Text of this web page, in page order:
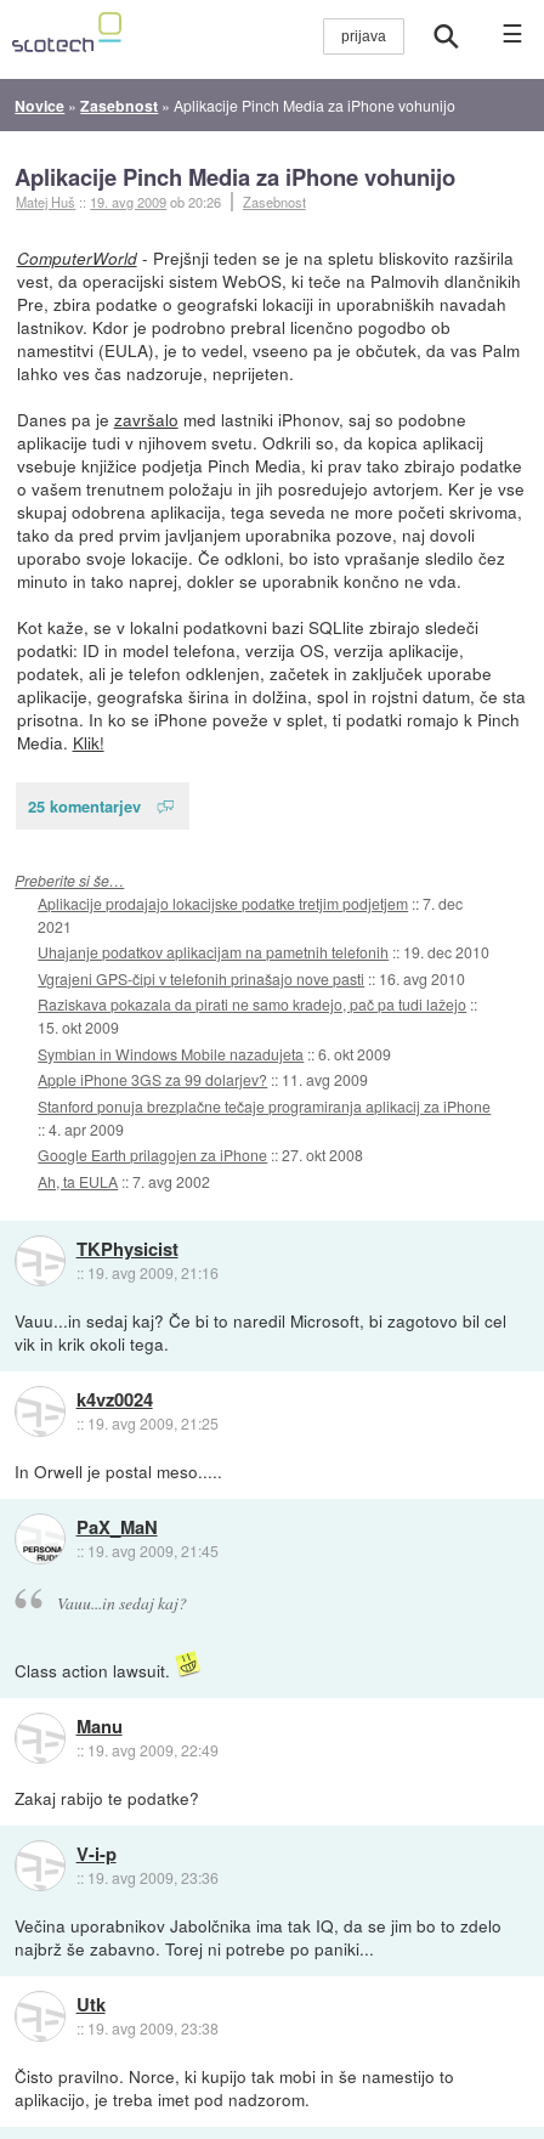
☰
Novice »Zasebnost »Aplikacije Pinch Media za iPhone vohunijo
Aplikacije Pinch Media za iPhone vohunijo
Matej Huš :: 19. avg 2009ob 20:26 Zasebnost
ComputerWorld- Prejšnji teden se je na spletu bliskovito razširila
vest, da operacijski sistem WebOS, ki teče na Palmovih dlančnikih
Pre, zbira podatke o geografski lokaciji in uporabniških navadah
lastnikov. Kdor je podrobno prebral licenčno pogodbo ob
namestitvi (EULA), je to vedel, vseeno pa je občutek, da vas Palm
lahko ves čas nadzoruje, neprijeten.
Danes pa je završalo med lastniki iPhonov, saj so podobne
aplikacije tudi v njihovem svetu. Odkrili so, da kopica aplikacij
vsebuje knjižice podjetja Pinch Media, ki prav tako zbirajo podatke
o vašem trenutnem položaju in jih posredujejo avtorjem. Ker je vse
skupaj odobrena aplikacija, tega seveda ne more početi skrivoma,
tako da pred prvim javljanjem uporabnika pozove, naj dovoli
uporabo svoje lokacije. Če odkloni, bo isto vprašanje sledilo čez
minuto in tako naprej, dokler se uporabnik končno ne vda.
Kot kaže, se v lokalni podatkovni bazi SQLlite zbirajo sledeči
podatki: ID in model telefona, verzija OS, verzija aplikacije,
podatek, ali je telefon odklenjen, začetek in zaključek uporabe
aplikacije, geografska širina in dolžina, spol in rojstni datum, če sta
prisotna. In ko se iPhone poveže v splet, ti podatki romajo k Pinch
Media. Klik!
25 komentarjev
Preberite si še…
Aplikacije prodajajo lokacijske podatke tretjim podjetjem ::7. dec
2021
Uhajanje podatkov aplikacijam na pametnih telefonih :: 19. dec 2010
Vgrajeni GPS-čipi v telefonih prinašajo nove pasti :: 16. avg 2010
Raziskava pokazala da pirati ne samo kradejo, pač pa tudi lažejo ::
15. okt 2009
Symbian in Windows Mobile nazadujeta ::6. okt 2009
Apple iPhone 3GS za 99 dolarjev? :: 11. avg 2009
Stanford ponuja brezplačne tečaje programiranja aplikacij za iPhone
::4. apr 2009
Google Earth prilagojen za iPhone ::27. okt 2008
Ah, ta EULA ::7. avg 2002
TKPhysicist
:: 19. avg 2009, 21:16
Vauu...in sedaj kaj? Če bi to naredil Microsoft, bi zagotovo bil cel
vik in krik okoli tega.
k4vz0024
:: 19. avg 2009, 21:25
In Orwell je postal meso.....
PaX_MaN
:: 19. avg 2009, 21:45
Vauu...in sedaj kaj?
Class action lawsuit.
Manu
:: 19. avg 2009, 22:49
Zakaj rabijo te podatke?
V-i-p
:: 19. avg 2009, 23:36
Večina uporabnikov Jabolčnika ima tak IQ, da se jim bo to zdelo
najbrž še zabavno. Torej ni potrebe po paniki...
Utk
:: 19. avg 2009, 23:38
Čisto pravilno. Norce, ki kupijo tak mobi in še namestijo to
aplikacijo, je treba imet pod nadzorom.